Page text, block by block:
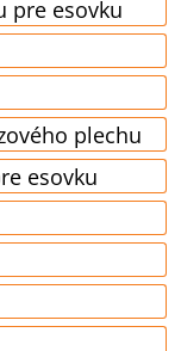
pre esovku
plechu
esovku